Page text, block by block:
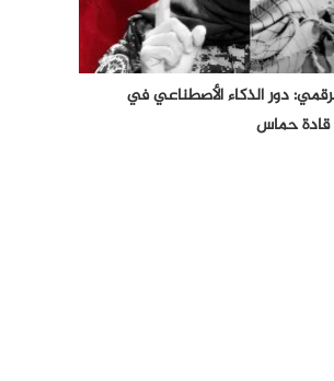
دور الذكاء الأصطناعي في
حماس